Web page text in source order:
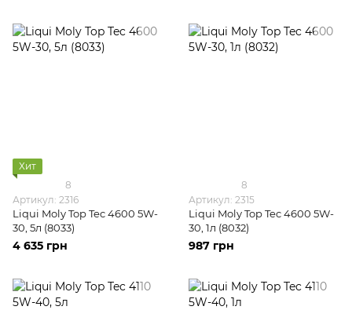
Хит
8
Артикул: 2316
Liqui Moly Top Tec 4600 5W-
30, 5л (8033)
4 635 грн
8
Артикул: 2315
Liqui Moly Top Tec 4600 5W-
30, 1л (8032)
987 грн